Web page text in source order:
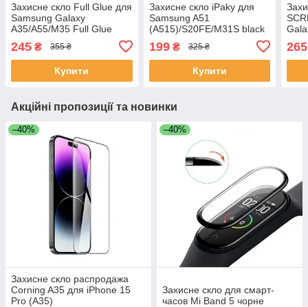
Захисне скло Full Glue для
Samsung Galaxy
A35/A55/M35 Full Glue
Повноекранне чорне (без
упаковки)
245 ₴ 355 ₴
Купити
Захисне скло iPaky для
Samsung A51
(A515)/S20FE/M31S black
199₴ 325 ₴
Купити
265
Акційні пропозиції та новинки
–40%
Захисне скло распродажа
Corning A35 для iPhone 15
Pro (A35)
–40%
Захисне скло для смарт-
часов Mi Band 5 чорне